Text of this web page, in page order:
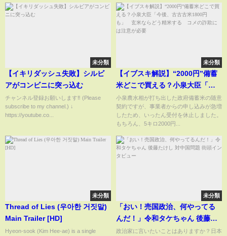
未分類
【イキリダッシュ失敗】シルビ
アがコンビニに突っ込む
チャンネル登録お願いします‼️ (Please
subscribe to my channel.) ↓
https://youtube.co...
未分類
【イブスキ解説】“2000円”備蓄
米どこで買える？小泉大臣「今
後、古古古米1800円も」 玄米
ならどう精米する コメの詐欺
には注意が必要
小泉農水相が打ち出した政府備蓄米の随意
契約ですが、事業者からの申し込みが急増
したため、いったん受付を休止しました。
もちろん、5キロ2000円...
未分類
Thread of Lies (우아한 거짓말)
Main Trailer [HD]
Hyeon-sook (Kim Hee-ae) is a single
未分類
「おい！売国政治、何やってる
んだ！」令和タケちゃん 後藤た
けし 対中国問題 街頭インタビュ
政治家に言いたいことはありますか？日本